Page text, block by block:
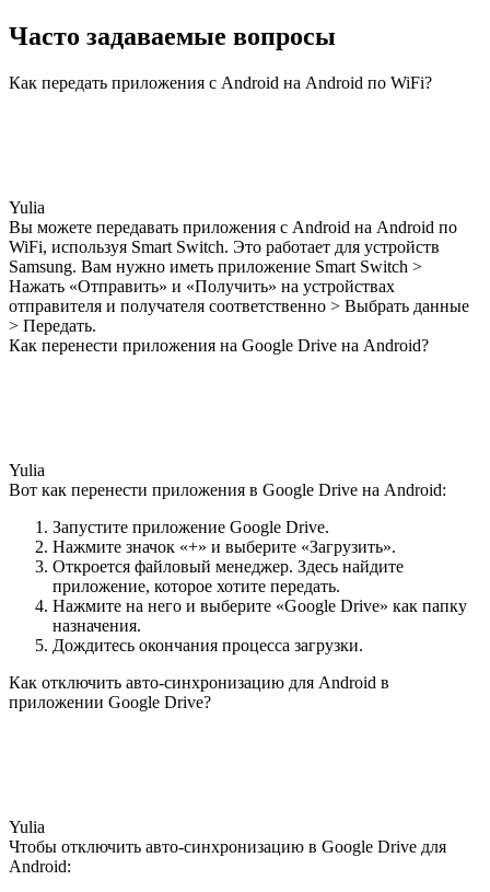
Часто задаваемые вопросы
Как передать приложения с Android на Android по WiFi?
Yulia
Вы можете передавать приложения с Android на Android по
WiFi, используя Smart Switch. Это работает для устройств
Samsung. Вам нужно иметь приложение Smart Switch >
Нажать «Отправить» и «Получить» на устройствах
отправителя и получателя соответственно > Выбрать данные
> Передать.
Как перенести приложения на Google Drive на Android?
Yulia
Вот как перенести приложения в Google Drive на Android:
Запустите приложение Google Drive.
Нажмите значок «+» и выберите «Загрузить».
Откроется файловый менеджер. Здесь найдите
приложение, которое хотите передать.
Нажмите на него и выберите «Google Drive» как папку
назначения.
Дождитесь окончания процесса загрузки.
Как отключить авто-синхронизацию для Android в
приложении Google Drive?
Yulia
Чтобы отключить авто-синхронизацию в Google Drive для
Android: